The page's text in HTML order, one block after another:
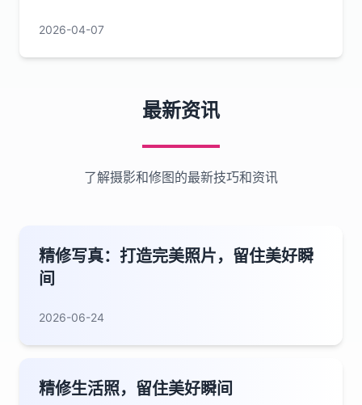
2026-04-07
最新资讯
了解摄影和修图的最新技巧和资讯
精修写真：打造完美照片，留住美好瞬
间
2026-06-24
精修生活照，留住美好瞬间